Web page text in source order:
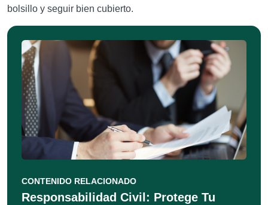
bolsillo y seguir bien cubierto.
CONTENIDO RELACIONADO
Responsabilidad Civil: Protege Tu